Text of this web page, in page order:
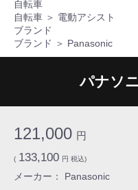
自転車
自転車 ＞ 電動アシスト
ブランド
ブランド ＞ Panasonic
パナソ
121,000 円
( 133,100 円 税込)
メーカー： Panasonic